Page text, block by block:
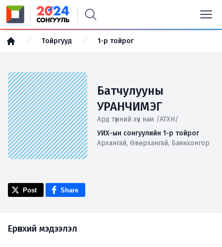
Тойргууд 1-р тойрог
Батчулууны
УРАНЧИМЭГ
Ард түмний хүч нам /АТХН/
УИХ-ын сонгуулийн 1-р тойрог
Архангай, Өвөрхангай, Баянхонгор
Post Share
Ерөнхий мэдээлэл